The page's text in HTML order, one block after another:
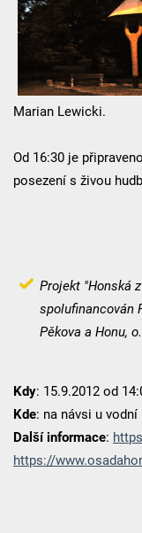
Marian Lewicki.
Od 16:30 je
posezení s živou
Projekt "Honská
spolufinancován
Pěkova a Honu,
Kdy: 15.9.2012 od
Kde: na návsi u
Další informace:
https://